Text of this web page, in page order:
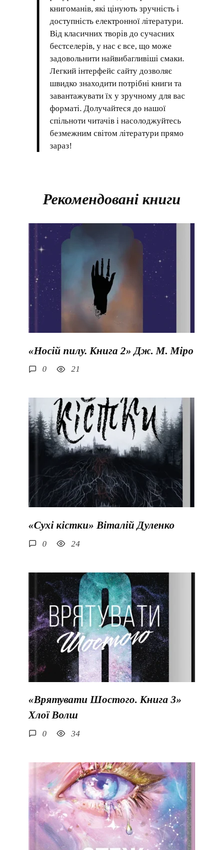
книгоманів, які цінують зручність і
доступність електронної літератури.
Від класичних творів до сучасних
бестселерів, у нас є все, що може
задовольнити найвибагливіші смаки.
Легкий інтерфейс сайту дозволяє
швидко знаходити потрібні книги та
завантажувати їх у зручному для вас
форматі. Долучайтеся до нашої
спільноти читачів і насолоджуйтесь
безмежним світом літератури прямо
зараз!
Рекомендовані книги
«Носій пилу. Книга 2» Дж. М. Міро
0 21
«Сухі кістки» Віталій Дуленко
0 24
«Врятувати Шостого. Книга 3»
Хлої Волш
0 34